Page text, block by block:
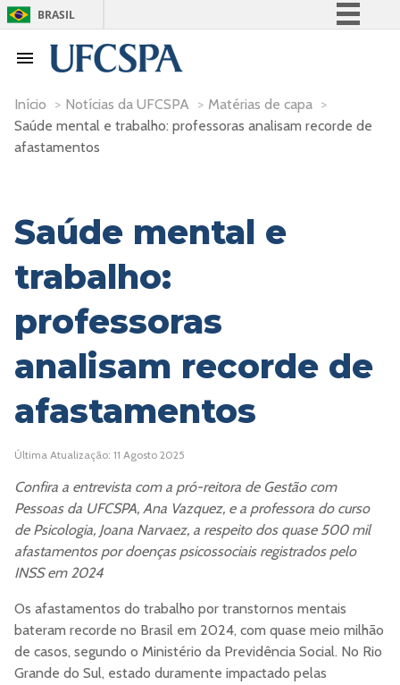
BRASIL
Participe
Acesso à informação
Início > Notícias da UFCSPA > Matérias de capa >
Saúde mental e trabalho: professoras analisam recorde de
afastamentos
Saúde mental e
trabalho:
professoras
analisam recorde de
afastamentos
Última Atualização: 11 Agosto 2025
Confira a entrevista com a pró-reitora de Gestão com
Pessoas da UFCSPA, Ana Vazquez, e a professora do curso
de Psicologia, Joana Narvaez, a respeito dos quase 500 mil
afastamentos por doenças psicossociais registrados pelo
INSS em 2024
Os afastamentos do trabalho por transtornos mentais
bateram recorde no Brasil em 2024, com quase meio milhão
de casos, segundo o Ministério da Previdência Social. No Rio
Grande do Sul, estado duramente impactado pelas